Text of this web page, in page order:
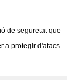
de seguretat que
a protegir d'atacs